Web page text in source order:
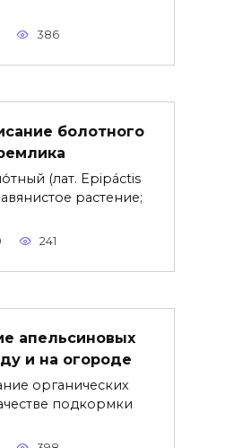
386
болотного
(лат. Epipáctis
растение;
241
апельсиновых
и на огороде
органических
подкормки